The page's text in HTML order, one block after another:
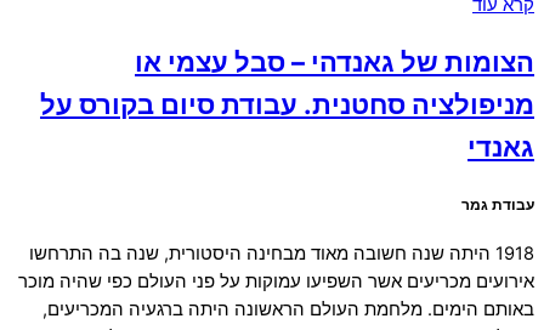
קרא עוד
הצומות של גאנדהי – סבל עצמי או
מניפולציה סחטנית. עבודת סיום בקורס על
גאנדי
עבודת גמר
1918 היתה שנה חשובה מאוד מבחינה היסטורית, שנה בה התרחשו
אירועים מכריעים אשר השפיעו עמוקות על פני העולם כפי שהיה מוכר
באותם הימים. מלחמת העולם הראשונה היתה ברגעיה המכריעים,